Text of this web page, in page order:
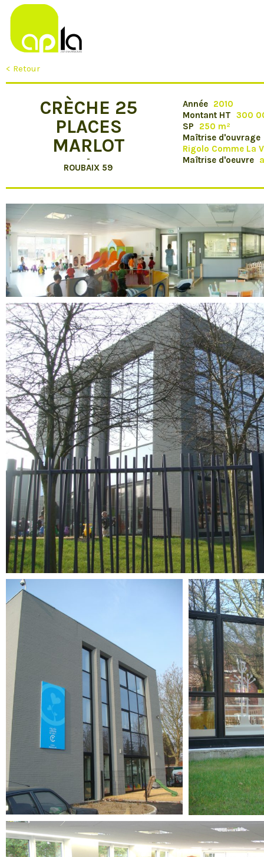
< Retour
CRÈCHE 25
PLACES
MARLOT
-
ROUBAIX 59
Année 2010
Montant HT 300
SP
250 m²
Maîtrise d'ouvrage
Rigolo Comme La
Maîtrise d'oeuvre